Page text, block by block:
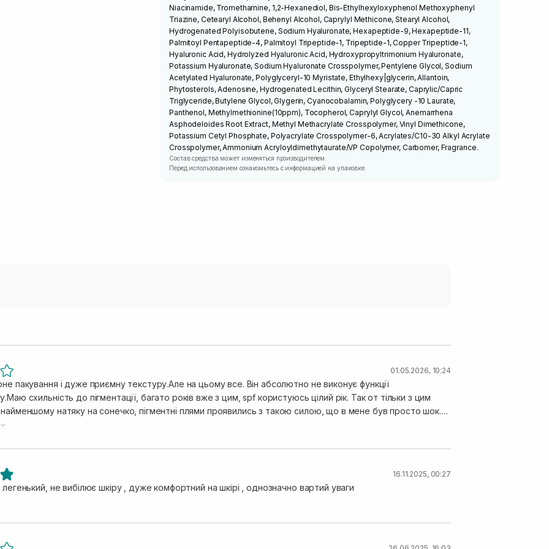
Niacinamide, Tromethamine, 1,2-Hexanediol, Bis-Ethylhexyloxyphenol Methoxyphenyl
Triazine, Cetearyl Alcohol, Behenyl Alcohol, Caprylyl Methicone, Stearyl Alcohol,
Hydrogenated Polyisobutene, Sodium Hyaluronate, Hexapeptide-9, Hexapeptide-11,
Palmitoyl Pentapeptide-4, Palmitoyl Tripeptide-1, Tripeptide-1, Copper Tripeptide-1,
Hyaluronic Acid, Hydrolyzed Hyaluronic Acid, Hydroxypropyltrimonium Hyaluronate,
Potassium Hyaluronate, Sodium Hyaluronate Crosspolymer, Pentylene Glycol, Sodium
Acetylated Hyaluronate, Polyglyceryl-10 Myristate, Ethylhexy|glycerin, Allantoin,
Phytosterols, Adenosine, Hydrogenated Lecithin, Glyceryl Stearate, Caprylic/Capric
Triglyceride, Butylene Glycol, Glygerin, Cyanocobalamin, Polyglycery -10 Laurate,
Panthenol, Methylmethionine(10ppm), Tocopherol, Caprylyl Glycol, Anemarrhena
Asphodeloides Root Extract, Methyl Methacrylate Crosspolymer, Vinyl Dimethicone,
Potassium Cetyl Phosphate, Polyacrylate Crosspolymer-6, Acrylates/C10-30 Alkyl Acrylate
Crosspolymer, Ammonium Acryloyldimethytaurate/VP Copolymer, Carbomer, Fragrance.
Состав средства может изменяться производителем.
Перед использованием ознакомьтесь с информацией на упаковке.
01.05.2026, 10:24
пакування і дуже приємну текстуру.Але на цьому все. Він абсолютно не виконує функції
схильність до пігментації, багато років вже з цим, spf користуюсь цілий рік. Так от тільки з цим
натяку на сонечко, пігментні плями проявились з такою силою, що в мене був просто шок.З
за багато років користування різними spf такого не було. Змінила терміново на заичайний la roshe
16.11.2025, 00:27
не вибілює шкіру , дуже комфортний на шкірі , однозначно вартий уваги